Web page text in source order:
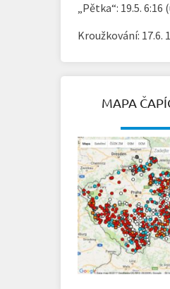
„Pětka“: 19.5. 6:16
Kroužkování: 17.6.
MAPA